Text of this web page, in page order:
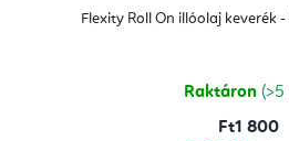
Flexity Roll On illóolaj keverék
Raktáron (>5
Ft1 800